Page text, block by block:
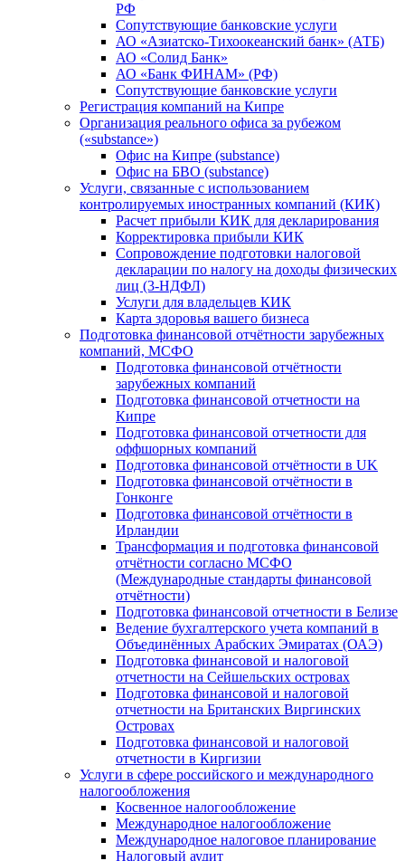
РФ
Сопутствующие банковские услуги
АО «Азиатско-Тихоокеанский банк» (АТБ)
АО «Солид Банк»
АО «Банк ФИНАМ» (РФ)
Сопутствующие банковские услуги
Регистрация компаний на Кипре
Организация реального офиса за рубежом
(«substance»)
Офис на Кипре (substance)
Офис на БВО (substance)
Услуги, связанные с использованием
контролируемых иностранных компаний (КИК)
Расчет прибыли КИК для декларирования
Корректировка прибыли КИК
Сопровождение подготовки налоговой
декларации по налогу на доходы физических
лиц (3-НДФЛ)
Услуги для владельцев КИК
Карта здоровья вашего бизнеса
Подготовка финансовой отчётности зарубежных
компаний, МСФО
Подготовка финансовой отчётности
зарубежных компаний
Подготовка финансовой отчетности на
Кипре
Подготовка финансовой отчетности для
оффшорных компаний
Подготовка финансовой отчётности в UK
Подготовка финансовой отчётности в
Гонконге
Подготовка финансовой отчётности в
Ирландии
Трансформация и подготовка финансовой
отчётности согласно МСФО
(Международные стандарты финансовой
отчётности)
Подготовка финансовой отчетности в Белизе
Ведение бухгалтерского учета компаний в
Объединённых Арабских Эмиратах (ОАЭ)
Подготовка финансовой и налоговой
отчетности на Сейшельских островах
Подготовка финансовой и налоговой
отчетности на Британских Виргинских
Островах
Подготовка финансовой и налоговой
отчетности в Киргизии
Услуги в сфере российского и международного
налогообложения
Косвенное налогообложение
Международное налогообложение
Международное налоговое планирование
Налоговый аудит